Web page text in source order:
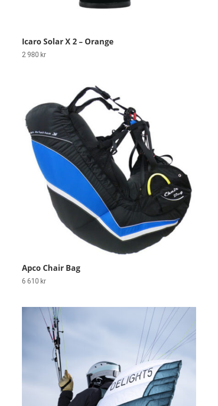
Icaro Solar X 2 – Orange
2 980 kr
Apco Chair Bag
6 610 kr